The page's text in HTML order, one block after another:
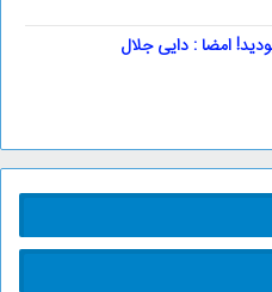
امضا : دایی جلال